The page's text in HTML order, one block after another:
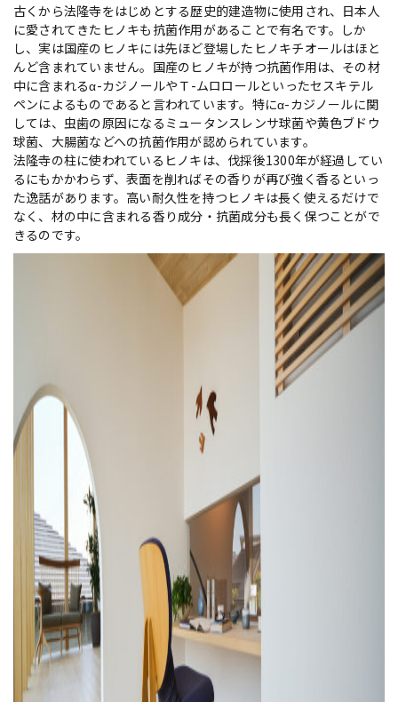
古くから法隆寺をはじめとする歴史的建造物に使用され、日本人
に愛されてきたヒノキも抗菌作用があることで有名です。しか
し、実は国産のヒノキには先ほど登場したヒノキチオールはほと
んど含まれていません。国産のヒノキが持つ抗菌作用は、その材
中に含まれるα-カジノールやＴ-ムロロールといったセスキテル
ペンによるものであると言われています。特にα-カジノールに関
しては、虫歯の原因になるミュータンスレンサ球菌や黄色ブドウ
球菌、大腸菌などへの抗菌作用が認められています。
法隆寺の柱に使われているヒノキは、伐採後1300年が経過してい
るにもかかわらず、表面を削ればその香りが再び強く香るといっ
た逸話があります。高い耐久性を持つヒノキは長く使えるだけで
なく、材の中に含まれる香り成分・抗菌成分も長く保つことがで
きるのです。